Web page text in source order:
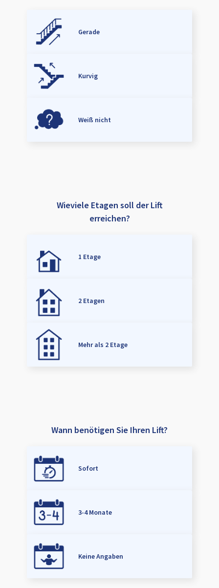
Gerade
Kurvig
Weiß nicht
Wieviele Etagen soll der Lift
erreichen?
1 Etage
2 Etagen
Mehr als 2 Etage
Wann benötigen Sie Ihren Lift?
Sofort
3-4 Monate
Keine Angaben